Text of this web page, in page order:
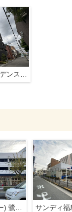
エスリードレジデンス大阪福島フロント
サンディ福